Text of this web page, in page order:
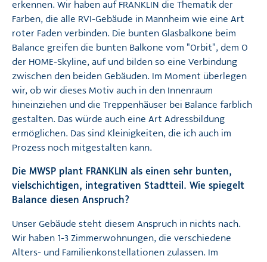
erkennen. Wir haben auf FRANKLIN die Thematik der
Farben, die alle RVI-Gebäude in Mannheim wie eine Art
roter Faden verbinden. Die bunten Glasbalkone beim
Balance greifen die bunten Balkone vom "Orbit", dem O
der HOME-Skyline, auf und bilden so eine Verbindung
zwischen den beiden Gebäuden. Im Moment überlegen
wir, ob wir dieses Motiv auch in den Innenraum
hineinziehen und die Treppenhäuser bei Balance farblich
gestalten. Das würde auch eine Art Adressbildung
ermöglichen. Das sind Kleinigkeiten, die ich auch im
Prozess noch mitgestalten kann.
Die MWSP plant FRANKLIN als einen sehr bunten,
vielschichtigen, integrativen Stadtteil. Wie spiegelt
Balance diesen Anspruch?
Unser Gebäude steht diesem Anspruch in nichts nach.
Wir haben 1-3 Zimmerwohnungen, die verschiedene
Alters- und Familienkonstellationen zulassen. Im